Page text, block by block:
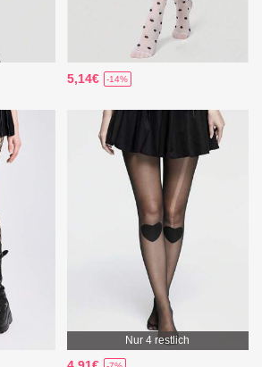
5,14€ -14%
Nur 4 restlich